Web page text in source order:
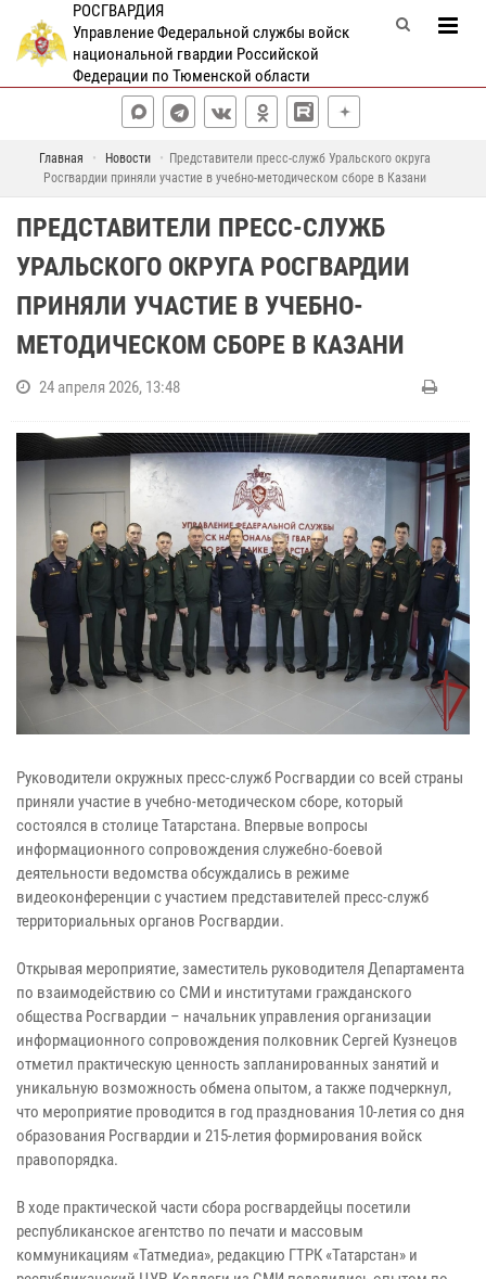
РОСГВАРДИЯ
Управление Федеральной службы войск
национальной гвардии Российской
Федерации по Тюменской области
Главная Новости
Представители пресс-служб Уральского округа
Росгвардии приняли участие в учебно-методическом сборе в Казани
ПРЕДСТАВИТЕЛИ ПРЕСС-СЛУЖБ
УРАЛЬСКОГО ОКРУГА РОСГВАРДИИ
ПРИНЯЛИ УЧАСТИЕ В УЧЕБНО-
МЕТОДИЧЕСКОМ СБОРЕ В КАЗАНИ
24 апреля 2026, 13:48
Руководители окружных пресс-служб Росгвардии со всей страны
приняли участие в учебно-методическом сборе, который
состоялся в столице Татарстана. Впервые вопросы
информационного сопровождения служебно-боевой
деятельности ведомства обсуждались в режиме
видеоконференции с участием представителей пресс-служб
территориальных органов Росгвардии.
Открывая мероприятие, заместитель руководителя Департамента
по взаимодействию со СМИ и институтами гражданского
общества Росгвардии – начальник управления организации
информационного сопровождения полковник Сергей Кузнецов
отметил практическую ценность запланированных занятий и
уникальную возможность обмена опытом, а также подчеркнул,
что мероприятие проводится в год празднования 10-летия со дня
образования Росгвардии и 215-летия формирования войск
правопорядка.
В ходе практической части сбора росгвардейцы посетили
республиканское агентство по печати и массовым
коммуникациям «Татмедиа», редакцию ГТРК «Татарстан» и